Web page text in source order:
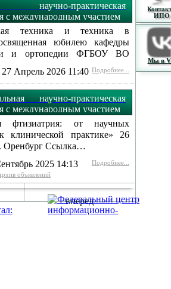
научно-практическая
с международным участием
техника и техника в
юбилею кафедры
и ортопедии ФГБОУ ВО
Апрель 2026 11:40 Подробнее...
научно-практическая
с международным участием
фтизиатрия: от научных
клинической практике» 26
Оренбург Ссылка…
2025 14:13
Подробнее...
объявлений
вперед
ИПО
Мы в